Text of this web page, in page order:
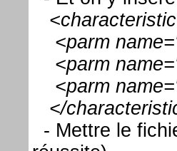
<parm
<parm
<parm
</
- Mettre le